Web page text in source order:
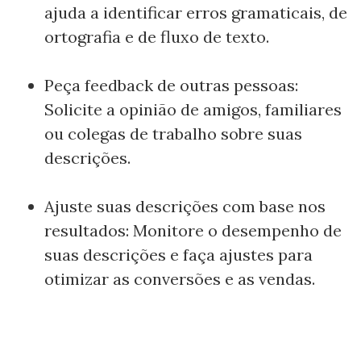
ajuda a identificar erros gramaticais, de
ortografia e de fluxo de texto.
Peça feedback de outras pessoas:
Solicite a opinião de amigos, familiares
ou colegas de trabalho sobre suas
descrições.
Ajuste suas descrições com base nos
resultados: Monitore o desempenho de
suas descrições e faça ajustes para
otimizar as conversões e as vendas.